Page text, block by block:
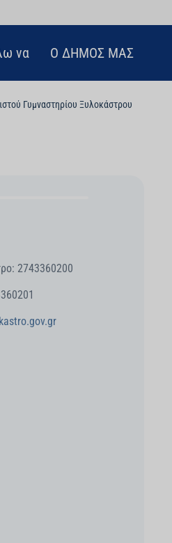
να Ο ΔΗΜΟΣ ΜΑΣ
Γυμναστηρίου Ξυλοκάστρου
2743360200